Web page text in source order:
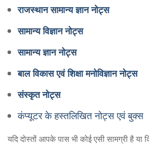
राजस्थान सामान्य ज्ञान नोट्स
सामान्य विज्ञान नोट्स
सामान्य ज्ञान नोट्स
बाल विकास एवं शिक्षा मनोविज्ञान नोट्स
संस्कृत नोट्स
कंप्यूटर के हस्तलिखित नोट्स एवं बुक्स
यदि दोस्तों आपके पास भी कोई एसी सामग्री है